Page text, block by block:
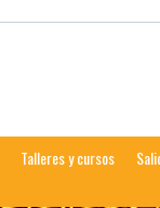
Talleres y cursos